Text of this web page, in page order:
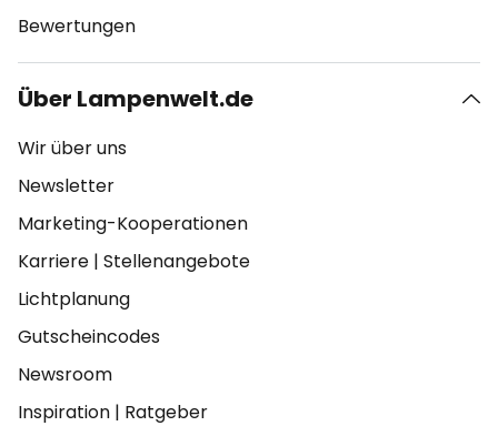
Bewertungen
Über Lampenwelt.de
Wir über uns
Newsletter
Marketing-Kooperationen
Karriere | Stellenangebote
Lichtplanung
Gutscheincodes
Newsroom
Inspiration | Ratgeber